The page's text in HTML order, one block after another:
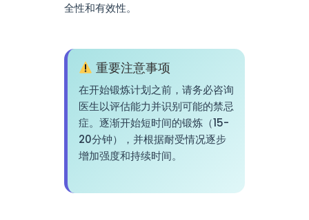
全性和有效性。
重要注意事项
在开始锻炼计划之前，请务必咨询
医生以评估能力并识别可能的禁忌
症。逐渐开始短时间的锻炼（15-
20分钟），并根据耐受情况逐步
增加强度和持续时间。